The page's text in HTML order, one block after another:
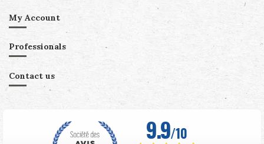
My Account
Professionals
Contact us